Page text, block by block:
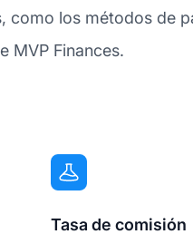
como los métodos de
MVP Finances.
Tasa de comisión